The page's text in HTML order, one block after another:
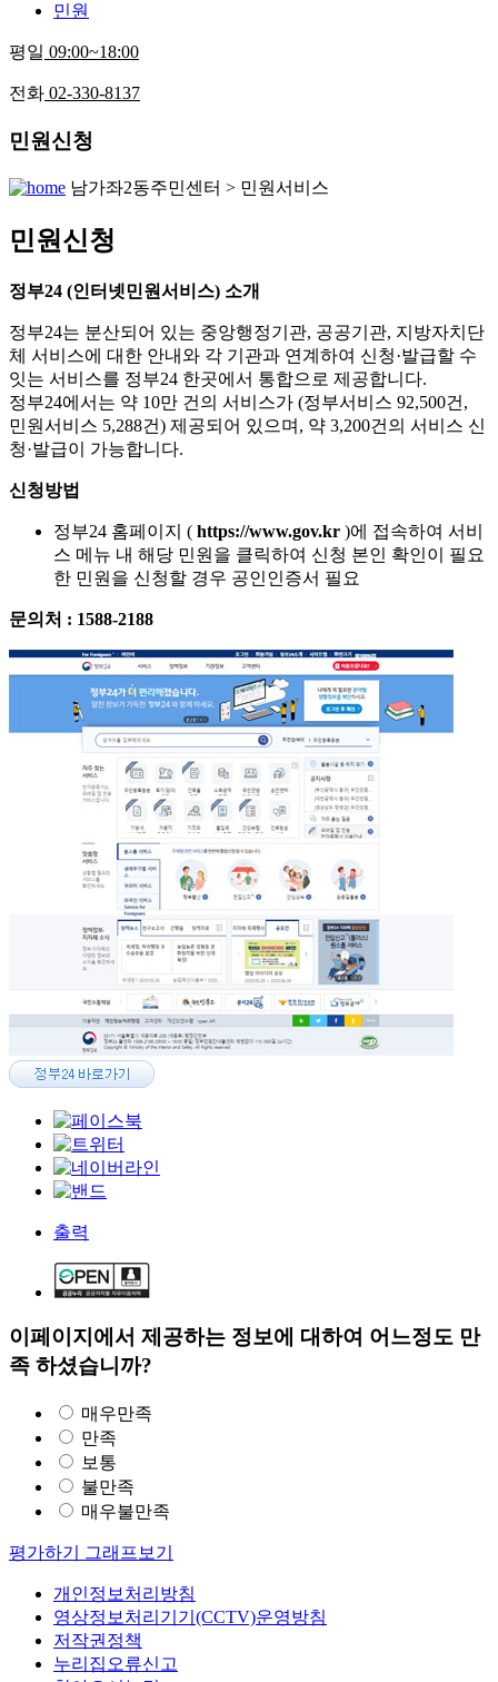
민원
평일 09:00~18:00
전화 02-330-8137
민원신청
남가좌2동주민센터 > 민원서비스
민원신청
정부24 (인터넷민원서비스) 소개
정부24는 분산되어 있는 중앙행정기관, 공공기관, 지방자치단
체 서비스에 대한 안내와 각 기관과 연계하여 신청·발급할 수
잇는 서비스를 정부24 한곳에서 통합으로 제공합니다.
정부24에서는 약 10만 건의 서비스가 (정부서비스 92,500건,
민원서비스 5,288건) 제공되어 있으며, 약 3,200건의 서비스 신
청·발급이 가능합니다.
신청방법
정부24 홈페이지 ( https://www.gov.kr )에 접속하여 서비
스 메뉴 내 해당 민원을 클릭하여 신청 본인 확인이 필요
한 민원을 신청할 경우 공인인증서 필요
문의처 : 1588-2188
출력
이페이지에서 제공하는 정보에 대하여 어느정도 만
족 하셨습니까?
매우만족
만족
보통
불만족
매우불만족
평가하기 그래프보기
개인정보처리방침
영상정보처리기기(CCTV)운영방침
저작권정책
누리집오류신고